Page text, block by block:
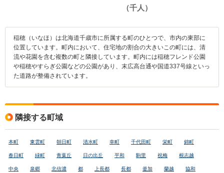
稲穂（いなほ）は北海道千歳市に所属する町のひとつで、市内の東部に
位置しています。町内において、住宅地の割合の大きいこの町には、清
流や花園を含む複数の町と隣接しています。町内には稲穂フレンド公園
や稲穂やすらぎ公園などの公園があり、末広高台通や国道337号線といっ
た道路が整備されています。
隣接する町域
本町 東雲町 朝日町 清水町 幸町 千代田町 栄町 錦町
春日町 緑町 青葉丘 日の出丘 平和 駒里 祝梅 根志越
中央 泉郷 北信濃 都 上長都 長都 釜加 蘭越 協和